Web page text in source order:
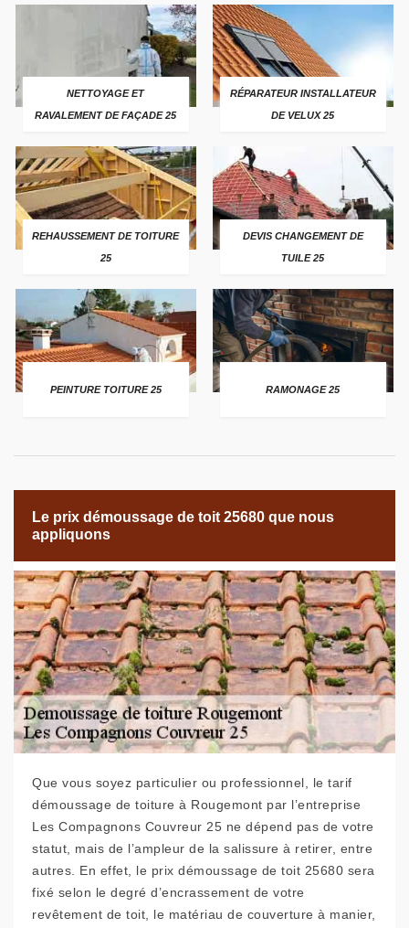
NETTOYAGE ET
RAVALEMENT DE FAÇADE 25
RÉPARATEUR INSTALLATEUR
DE VELUX 25
REHAUSSEMENT DE TOITURE
25
DEVIS CHANGEMENT DE
TUILE 25
PEINTURE TOITURE 25 RAMONAGE 25
Le prix démoussage de toit 25680 que nous
appliquons
Que vous soyez particulier ou professionnel, le tarif
démoussage de toiture à Rougemont par l’entreprise
Les Compagnons Couvreur 25 ne dépend pas de votre
statut, mais de l’ampleur de la salissure à retirer, entre
autres. En effet, le prix démoussage de toit 25680 sera
fixé selon le degré d’encrassement de votre
revêtement de toit, le matériau de couverture à manier,